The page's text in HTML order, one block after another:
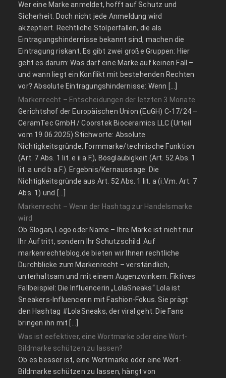
Wer eine Marke anmeldet, hofft auf Schutz und
Sicherheit. Doch nicht jede Anmeldung wird
akzeptiert. Rechtliche Stolperfallen, die als
Eintragungshindernisse bekannt sind, machen die
Eintragung riskant. Es gibt zwei große Gruppen: Hier
geht es darum: Was darf eine Marke auf keinen Fall –
und wann liegt ein Konflikt mit bestehenden Rechten
vor? Absolute Eintragungshindernisse: Wenn […]
Markenrecht – Entscheidungen der letzten 3 Monate
Gerichtshof der Europäischen Union (EuGH) C‑17/24 –
CeramTec GmbH / Coorstek Bioceramics LLC (Urteil
vom 19.06.2025) Stichworte: Absolute
Nichtigkeitsgründe, Formmarke/technische Funktion
(Art. 7 Abs. 1 lit. e ii a.F.), Bösgläubigkeit (Art. 52 Abs. 1
lit. a und b a.F.). Ergebnis/Kernaussage: Die
Nichtigkeitsgründe aus Art. 52 Abs. 1 lit. a (i.V.m. Art. 7
Abs. 1) und […]
Markenrecht – Wenn der Hashtag zur Handelsmarke
wird
Ob Slogan, Logo oder Name – Ihre Marke ist nicht nur
Ihr Auftritt, sondern Ihr Schutzschild. Auf
markenrechteblog.de bieten wir Ihnen rechtliche
Durchblicke zum Markenrecht – verständlich,
unterhaltsam und mit einem Augenzwinkern. Fiktives
Fallbeispiel: Die Influencerin „LolaSneaks“ Lola ist
Sneakers-Influencerin mit Fashion-Fokus. Sie prägt
den Hashtag #LolaSneaks, der viral geht. Die Fans
bringen ihn mit […]
Was ist eefektiver, eine Wortmarke oder eine Wort-
Bildmarke schützen zu lassen?
Ob es besser ist, eine Wortmarke oder eine Wort-
Bildmarke schützen zu lassen, hängt von